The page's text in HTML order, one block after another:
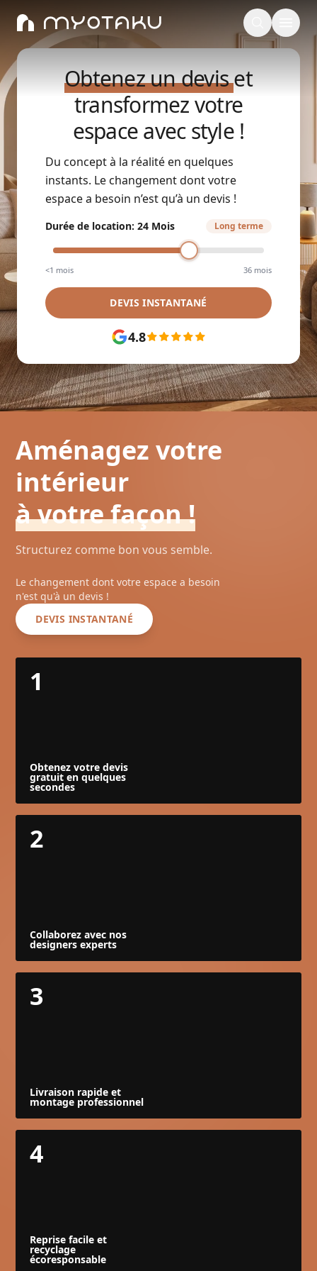
Obtenez un deviset
transformez votre
espace avec style !
Du concept à la réalité en quelques
instants. Le changement dont votre
espace a besoin n’est qu’à un devis !
Durée de location: 24 Mois Long terme
<1 mois 36 mois
DEVIS INSTANTANÉ
4.8
Aménagez votre
intérieur
à votre façon !
Structurez comme bon vous semble.
Le changement dont votre espace a besoin
n'est qu'à un devis !
DEVIS INSTANTANÉ
1
Obtenez votre devis
gratuit en quelques
secondes
2
Collaborez avec nos
designers experts
3
Livraison rapide et
montage professionnel
4
Reprise facile et
recyclage
écoresponsable